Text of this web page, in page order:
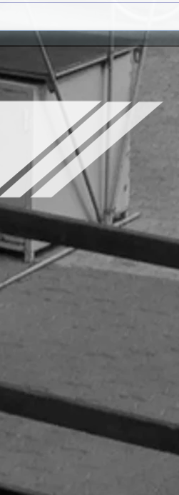
𝗚𝗔𝗡𝗛𝗔𝗥 𝗡𝗢𝗩𝗔
𝗜𝗠𝗔𝗚𝗘𝗠 𝗡𝗢 Â𝗠𝗕𝗜𝗧𝗢
𝗗𝗢 𝗣𝗥𝗢𝗝𝗘𝗧𝗢 "𝗦𝗔𝗡𝗧𝗔
𝗠𝗔𝗥𝗜𝗔 𝗖𝗔𝗠𝗜𝗡𝗛𝗔𝗩𝗘𝗟"